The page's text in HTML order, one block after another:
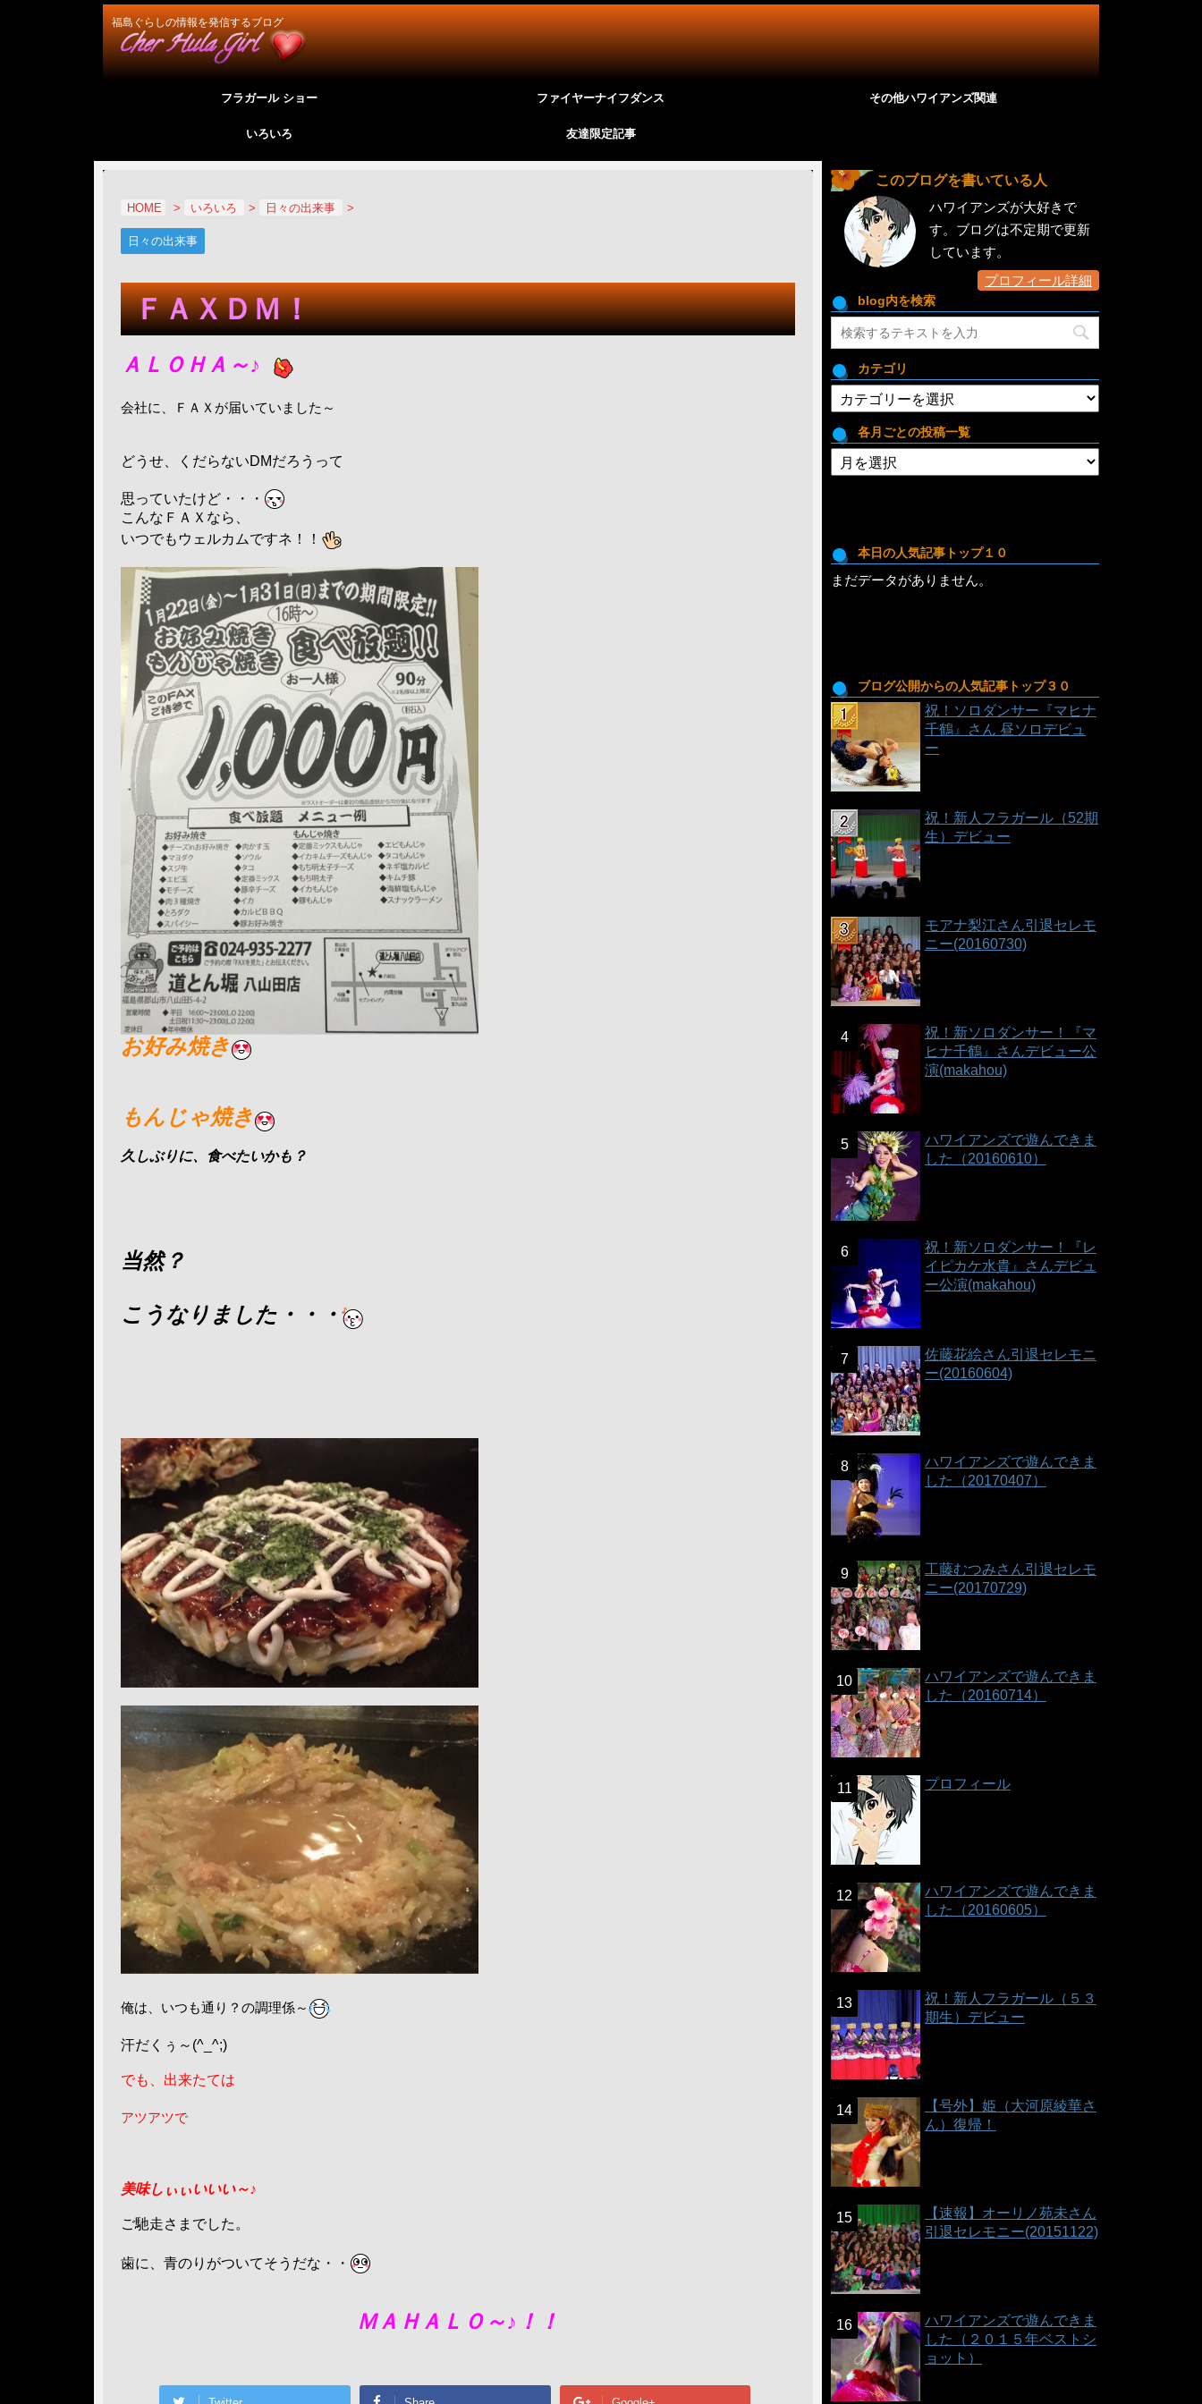
福島ぐらしの情報を発信するブログ
フラガール ショー ファイヤーナイフダンス その他ハワイアンズ関連
いろいろ 友達限定記事
HOME > いろいろ > 日々の出来事 >
日々の出来事
ＦＡＸＤＭ！
ＡＬＯＨＡ～♪
会社に、ＦＡＸが届いていました～
どうせ、くだらないDMだろうって
思っていたけど・・・
こんなＦＡＸなら、
いつでもウェルカムですネ！！
お好み焼き
もんじゃ焼き
久しぶりに、食べたいかも？
当然？
こうなりました・・・
俺は、いつも通り？の調理係～
汗だくぅ～(^_^;)
でも、出来たては
アツアツで
美味しぃぃいいい～♪
ご馳走さまでした。
歯に、 青のりがついてそうだな・・
ＭＡＨＡＬＯ～♪！！
このブログを書いている人
ハワイアンズが大好きで
す。ブログは不定期で更新
しています。
プロフィール詳細
blog内を検索
カテゴリ
テ
ゴ
リ
各月ごとの投稿一覧
各
月
投
稿
一
本日の人気記事トップ１０
まだデータがありません。
ブログ公開からの人気記事トップ３０
祝！ソロダンサー『マヒナ
千鶴』さん 昼ソロデビュ
ー
祝！新人フラガール（52期
生）デビュー
モアナ梨江さん引退セレモ
ニー(20160730)
祝！新ソロダンサー！『マ
ヒナ千鶴』さんデビュー公
演(makahou)
ハワイアンズで遊んできま
した（20160610）
祝！新ソロダンサー！『レ
イピカケ水貴』さんデビュ
ー公演(makahou)
佐藤花絵さん引退セレモニ
ー(20160604)
ハワイアンズで遊んできま
した（20170407）
工藤むつみさん引退セレモ
ニー(20170729)
ハワイアンズで遊んできま
した（20160714）
プロフィール
ハワイアンズで遊んできま
した（20160605）
祝！新人フラガール（５３
期生）デビュー
【号外】姫（大河原綾華さ
ん）復帰！
【速報】オーリノ苑未さん
引退セレモニー(20151122)
ハワイアンズで遊んできま
した（２０１５年ベストシ
ョット）